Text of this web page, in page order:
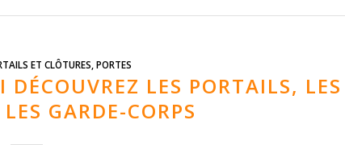
ET CLÔTURES PORTES
LES PORTAILS, LES
GARDE-CORPS